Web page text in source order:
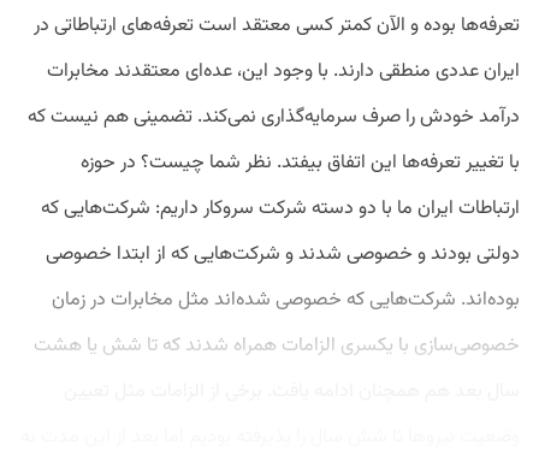
تعرفه‌ها بوده و الآن کمتر کسی معتقد است تعرفه‌های ارتباطاتی در
ایران عددی منطقی دارند. با وجود این، عده‌ای معتقدند مخابرات
درآمد خودش را صرف سرمایه‌گذاری نمی‌کند. تضمینی هم نیست که
با تغییر تعرفه‌ها این اتفاق بیفتد. نظر شما چیست؟ در حوزه
ارتباطات ایران ما با دو دسته شرکت سروکار داریم: شرکت‌هایی که
دولتی بودند و خصوصی شدند و شرکت‌هایی که از ابتدا خصوصی
بوده‌اند. شرکت‌هایی که خصوصی شده‌اند مثل مخابرات در زمان
خصوصی‌سازی با یکسری الزامات همراه شدند که تا شش یا هشت